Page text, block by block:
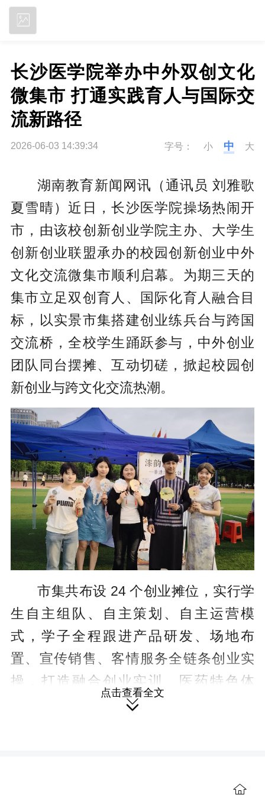
长沙医学院举办中外双创文化
微集市 打通实践育人与国际交
流新路径
2026-06-03 14:39:34 字号： 小 中 大
湖南教育新闻网讯（通讯员 刘雅歌
夏雪晴）近日，长沙医学院操场热闹开
市，由该校创新创业学院主办、大学生
创新创业联盟承办的校园创新创业中外
文化交流微集市顺利启幕。为期三天的
集市立足双创育人、国际化育人融合目
标，以实景市集搭建创业练兵台与跨国
交流桥，全校学生踊跃参与，中外创业
团队同台摆摊、互动切磋，掀起校园创
新创业与跨文化交流热潮。
市集共布设 24 个创业摊位，实行学
生自主组队、自主策划、自主运营模
式，学子全程跟进产品研发、场地布
置、宣传销售、客情服务全链条创业实
操，打造融合创业实训、医药特色体
验、多国文化互动的沉浸式校园市集。
点击查看全文
